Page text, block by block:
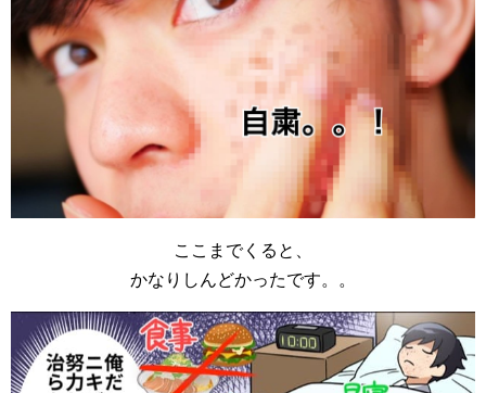
ここまでくると、
かなりしんどかったです。。